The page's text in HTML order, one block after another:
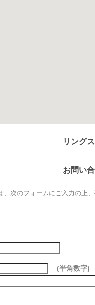
リング
お問い
次のフォームにご入力の上、
(半角数字)